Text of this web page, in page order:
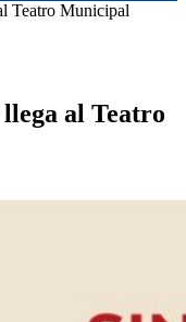
Teatro Municipal
al Teatro